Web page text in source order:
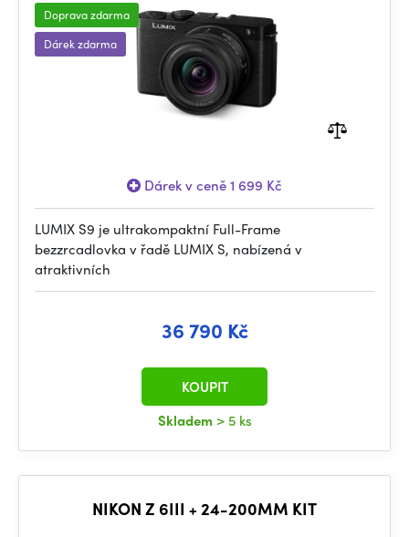
Doprava zdarma
Dárek zdarma
Dárek v ceně 1 699 Kč
LUMIX S9 je ultrakompaktní Full-Frame
bezzrcadlovka v řadě LUMIX S, nabízená v
atraktivních
36 790 Kč
Skladem > 5 ks
KOUPIT
NIKON Z 6III + 24-200MM KIT